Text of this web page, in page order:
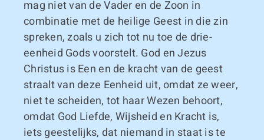
mag niet van de Vader en de Zoon in
combinatie met de heilige Geest in die zin
spreken, zoals u zich tot nu toe de drie-
eenheid Gods voorstelt. God en Jezus
Christus is Een en de kracht van de geest
straalt van deze Eenheid uit, omdat ze weer,
niet te scheiden, tot haar Wezen behoort,
omdat God Liefde, Wijsheid en Kracht is,
iets geestelijks, dat niemand in staat is te